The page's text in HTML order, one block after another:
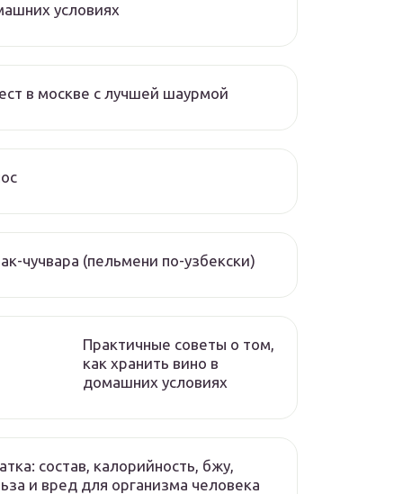
условиях
в москве с лучшей шаурмой
чучвара (пельмени по-узбекски)
Практичные советы о том,
как хранить вино в
домашних условиях
состав, калорийность, бжу,
и вред для организма человека